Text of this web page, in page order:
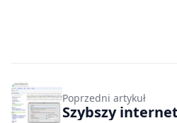
Poprzedni artykuł
Szybszy internet